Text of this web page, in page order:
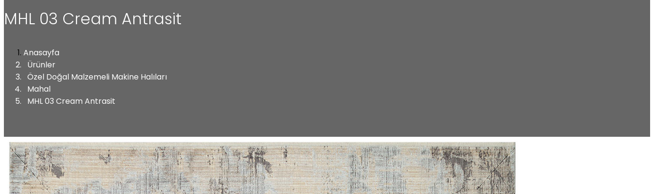
MHL 03 Cream Antrasit
Anasayfa
Ürünler
Özel Doğal Malzemeli Makine Halıları
Mahal
MHL 03 Cream Antrasit